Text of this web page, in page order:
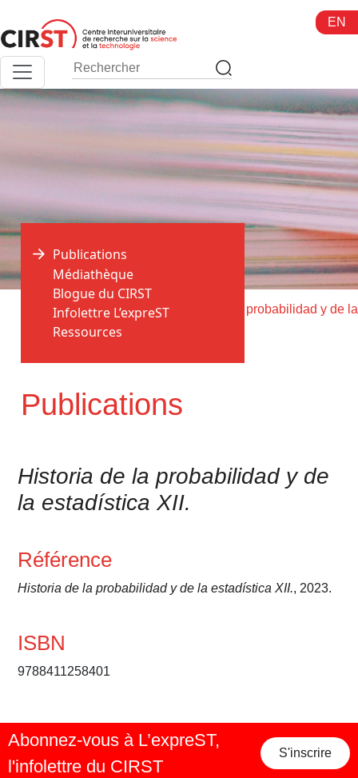
au
contenu
EN
Accueil > Publications >
Publications
Publications
Médiathèque
Blogue du CIRST
Infolettre L’expreST
Ressources
Historia de la probabilidad y de
la estadística XII.
Référence
Historia de la probabilidad y de la estadística XII., 2023.
ISBN
9788411258401
Abonnez-vous à L’expreST,
l'infolettre du CIRST
S'inscrire